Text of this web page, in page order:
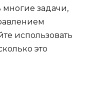
многие задачи,
использовать
это